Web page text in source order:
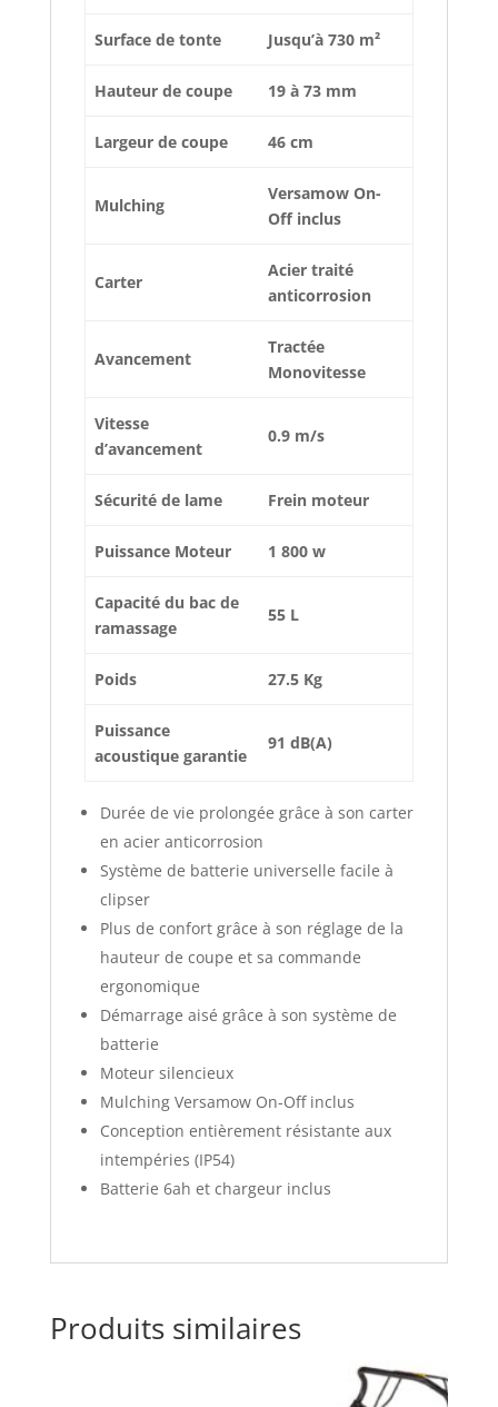
Surface de tonte Jusqu’à 730 m²
Hauteur de coupe 19 à 73 mm
Largeur de coupe 46 cm
Mulching
Versamow On-
Off inclus
Carter
Acier traité
anticorrosion
Avancement
Tractée
Monovitesse
Vitesse
d’avancement
0.9 m/s
Sécurité de lame Frein moteur
Puissance Moteur 1 800 w
Capacité du bac de
ramassage
55 L
Poids 27.5 Kg
Puissance
acoustique garantie
91 dB(A)
Durée de vie prolongée grâce à son carter
en acier anticorrosion
Système de batterie universelle facile à
clipser
Plus de confort grâce à son réglage de la
hauteur de coupe et sa commande
ergonomique
Démarrage aisé grâce à son système de
batterie
Moteur silencieux
Mulching Versamow On-Off inclus
Conception entièrement résistante aux
intempéries (IP54)
Batterie 6ah et chargeur inclus
Produits similaires